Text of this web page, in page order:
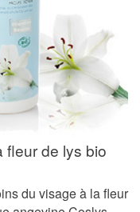
fleur de lys bio
du visage à la fleur